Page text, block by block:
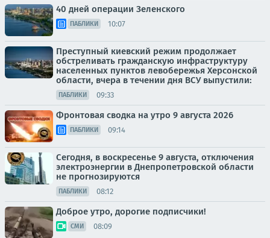
40 дней операции Зеленского
ПАБЛИКИ 10:07
Преступный киевский режим продолжает
обстреливать гражданскую инфраструктуру
населенных пунктов левобережья Херсонской
области, вчера в течении дня ВСУ выпустили:
ПАБЛИКИ 09:33
Фронтовая сводка на утро 9 августа 2026
ПАБЛИКИ 09:14
Сегодня, в воскресенье 9 августа, отключения
электроэнергии в Днепропетровской области
не прогнозируются
ПАБЛИКИ 08:12
Доброе утро, дорогие подписчики!
СМИ 08:09